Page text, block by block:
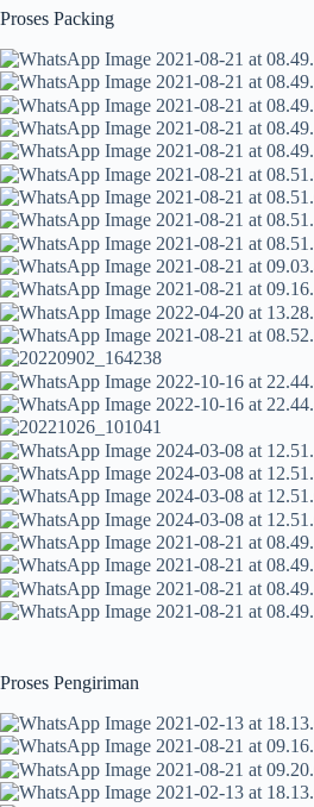
Proses Packing
Proses Pengiriman